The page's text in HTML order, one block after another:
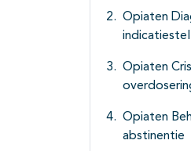
Opiaten
Opiaten
Opiaten
abstinentie